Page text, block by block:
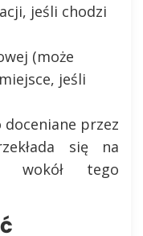
jeśli chodzi
(może
jeśli
doceniane przez
się na
wokół tego